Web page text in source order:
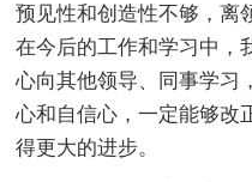
预见性和创造性不够，离
在今后的工作和学习中，
心向其他领导、同事学习
心和自信心，一定能够改
得更大的进步。